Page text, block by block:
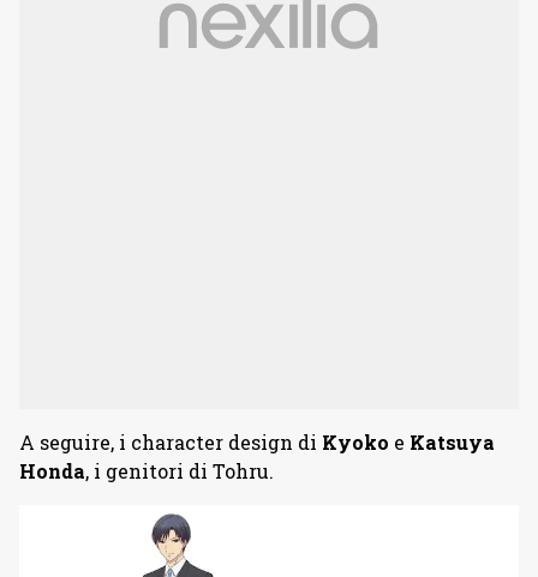
A seguire, i character design di Kyoko e Katsuya
Honda, i genitori di Tohru.